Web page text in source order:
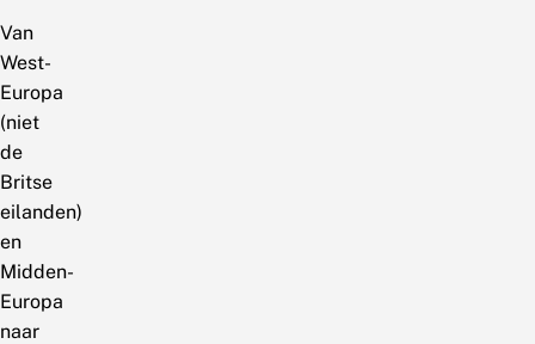
Van
West-
Europa
(niet
de
Britse
eilanden)
en
Midden-
Europa
naar